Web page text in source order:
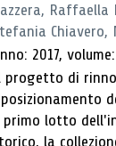
Chiavero,
2017,
progetto di
primo lotto
la